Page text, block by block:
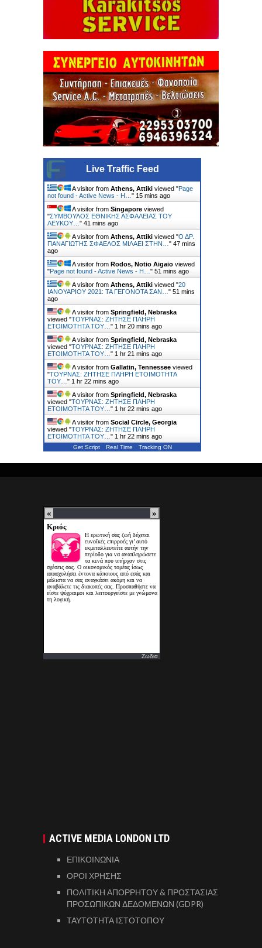
Live Traffic Feed
A visitor from Athens, Attiki viewed "Page
not found - Active News - Η… " 15 mins ago
A visitor from Singapore viewed
"ΣΥΜΒΟΥΛΟΣ ΕΘΝΙΚHΣ ΑΣΦAΛΕΙΑΣ ΤΟΥ
ΛΕΥΚΟY… " 41 mins ago
A visitor from Athens, Attiki viewed "Ο ΔΡ.
ΠΑΝΑΓΙΩΤΗΣ ΣΦΑΕΛΟΣ ΜΙΛΑΕΙ ΣΤΗΝ… " 47 mins
ago
A visitor from Rodos, Notio Aigaio viewed
"Page not found - Active News - Η… " 51 mins ago
A visitor from Athens, Attiki viewed "20
ΙΑΝΟΥΑΡΙΟΥ 2021: ΤΑ ΓΕΓΟΝΟΤΑ ΣΑΝ… " 51 mins
ago
A visitor from Springfield, Nebraska
viewed "ΤΟΥΡΝΑΣ: ΖΗΤΗΣΕ ΠΛΗΡΗ
ΕΤΟΙΜΟΤΗΤΑ ΤΟΥ… " 1 hr 20 mins ago
A visitor from Springfield, Nebraska
viewed "ΤΟΥΡΝΑΣ: ΖΗΤΗΣΕ ΠΛΗΡΗ
ΕΤΟΙΜΟΤΗΤΑ ΤΟΥ… " 1 hr 21 mins ago
A visitor from Gallatin, Tennessee viewed
"ΤΟΥΡΝΑΣ: ΖΗΤΗΣΕ ΠΛΗΡΗ ΕΤΟΙΜΟΤΗΤΑ
ΤΟΥ… " 1 hr 22 mins ago
A visitor from Springfield, Nebraska
viewed "ΤΟΥΡΝΑΣ: ΖΗΤΗΣΕ ΠΛΗΡΗ
ΕΤΟΙΜΟΤΗΤΑ ΤΟΥ… " 1 hr 22 mins ago
A visitor from Social Circle, Georgia
viewed "ΤΟΥΡΝΑΣ: ΖΗΤΗΣΕ ΠΛΗΡΗ
ΕΤΟΙΜΟΤΗΤΑ ΤΟΥ… " 1 hr 22 mins ago
Get Script Real Time Tracking ON
Ζωδια
ACTIVE MEDIA LONDON LTD
ΕΠΙΚΟΙΝΩΝΙΑ
ΟΡΟΙ ΧΡΗΣΗΣ
ΠΟΛΙΤΙΚΗ ΑΠΟΡΡΗΤΟΥ & ΠΡΟΣΤΑΣΙΑΣ
ΠΡΟΣΩΠΙΚΩΝ ΔΕΔΟΜΕΝΩΝ (GDPR)
ΤΑΥΤΟΤΗΤΑ ΙΣΤΟΤΟΠΟΥ